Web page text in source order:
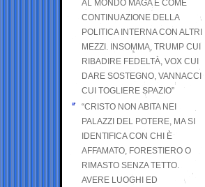
AL MONDO MAGA E COME
CONTINUAZIONE DELLA
POLITICA INTERNA CON ALTRI
MEZZI. INSOMMA, TRUMP CUI
RIBADIRE FEDELTÀ, VOX CUI
DARE SOSTEGNO, VANNACCI
CUI TOGLIERE SPAZIO”
“CRISTO NON ABITA NEI
PALAZZI DEL POTERE, MA SI
IDENTIFICA CON CHI È
AFFAMATO, FORESTIERO O
RIMASTO SENZA TETTO.
AVERE LUOGHI ED